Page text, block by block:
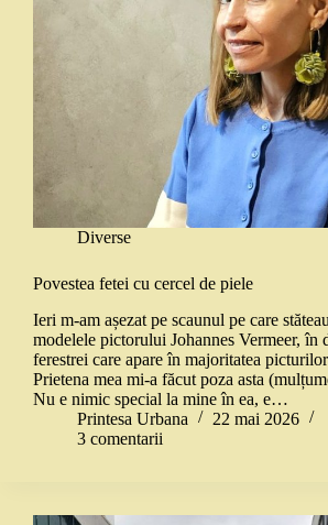
Diverse
Povestea fetei cu cercel de piele
Ieri m-am așezat pe scaunul pe care
modelele pictorului Johannes Vermeer, în
ferestrei care apare în majoritatea
Prietena mea mi-a făcut poza asta
Nu e nimic special la mine în ea, e…
Printesa Urbana
22 mai 2026
3 comentarii